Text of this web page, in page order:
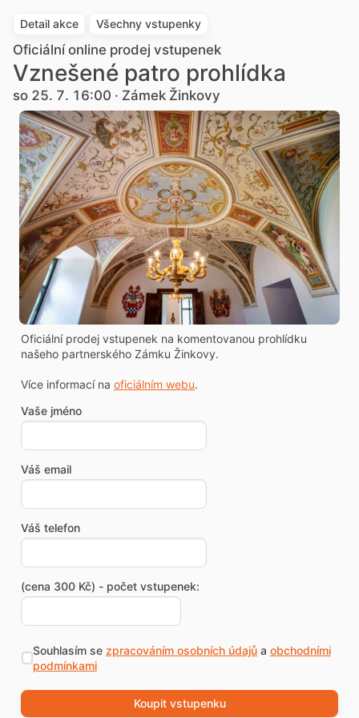
Detail akce Všechny vstupenky
Oficiální online prodej vstupenek
Vznešené patro prohlídka
so 25. 7. 16:00 · Zámek Žinkovy
Oficiální prodej vstupenek na komentovanou prohlídku
našeho partnerského Zámku Žinkovy.
Více informací na oficiálním webu.
Vaše jméno
Váš email
Váš telefon
(cena 300 Kč) - počet vstupenek:
Souhlasím se zpracováním osobních údajůa obchodními
podmínkami
Koupit vstupenku